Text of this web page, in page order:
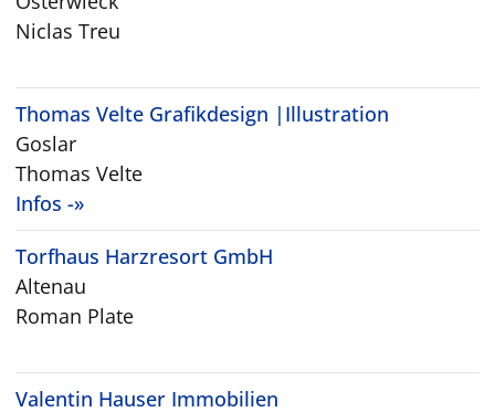
Niclas Treu
Thomas Velte Grafikdesign |Illustration
Goslar
Thomas Velte
Infos -»
Torfhaus Harzresort GmbH
Altenau
Roman Plate
Valentin Hauser Immobilien